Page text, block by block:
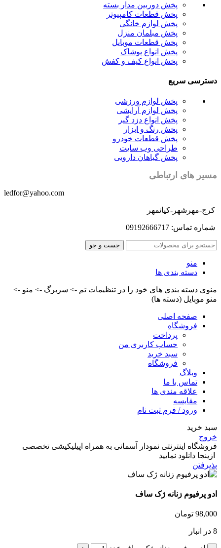
پخش دوربین مدار بسته
پخش قطعات کامپیوتر
پخش لوازم خانگی
پخش مبلمان منزل
پخش قطعات موبایل
پخش انواع پوشاک
پخش انواع کیف و کفش
دسترسی سریع
پخش لوازم ورزشی
پخش لوازم آرایشی
پخش انواع دزد گیر
پخش رنگ و ابزار
پخش قطعات خودرو
طراحی وب سایت
پخش گیاهان دارویی
مسیر های ارتباطی
کرج-مهرشهر-کیانمهر
شماره تماس: 09192666717
جست و جو
منو
دسته بندی ها
منوی دسته بندی های خود را در تنظیمات تم -> سربرگ -> منو ->
منو موبایل (دسته ها)
صفحه اصلی
فروشگاه
پرداخت
حساب کاربری من
سبد خرید
فروشگاه
وبلاگ
تماس با ما
علاقه مندی ها
مقایسه
ورود / فرم ثبت نام
سبد خرید
خروج
فروشگاه اینترنتی نمودار آسمانی به همراه اپیلیکیشی تخصصی
ازینجا دانلود نمایید
پذیرفتن
ادو پرفیوم زنانه ژک ساف
98,000 تومان
8 در انبار